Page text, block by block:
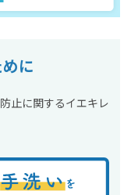
に
止に関するイエキレ